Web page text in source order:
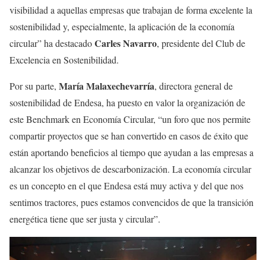
visibilidad a aquellas empresas que trabajan de forma excelente la
sostenibilidad y, especialmente, la aplicación de la economía
circular” ha destacadoCarles Navarro, presidente del Club de
Excelencia en Sostenibilidad.
Por su parte, María Malaxechevarría, directora general de
sostenibilidad de Endesa, ha puesto en valor la organización de
este Benchmark en Economía Circular, “un foro que nos permite
compartir proyectos que se han convertido en casos de éxito que
están aportando beneficios al tiempo que ayudan a las empresas a
alcanzar los objetivos de descarbonización. La economía circular
es un concepto en el que Endesa está muy activa y del que nos
sentimos tractores, pues estamos convencidos de que la transición
energética tiene que ser justa y circular”.